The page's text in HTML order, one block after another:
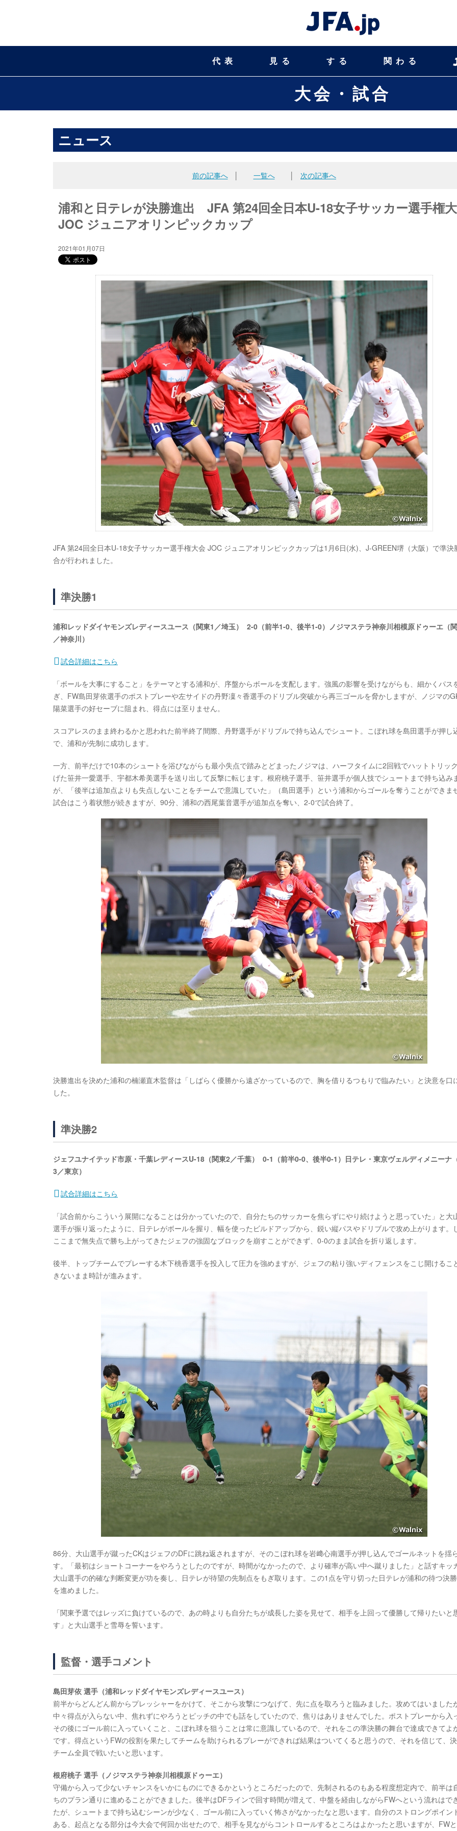
代表 見る する 関わる
大会・試合
ニュース
前の記事へ│ 一覧へ 次の記事へ
浦和と日テレが決勝進出 JFA 第24回全日本U-18女子サッカー選手権
JOC ジュニアオリンピックカップ
2021年01月07日
JFA 第24回全日本U-18女子サッカー選手権大会 JOC ジュニアオリンピックカップは1月6日(水)、J-GREEN堺（大阪）で準決
合が行われました。
準決勝1
浦和レッドダイヤモンズレディースユース（関東1／埼玉） 2-0（前半1-0、後半1-0）ノジマステラ神奈川相模原ドゥーエ（
／神奈川）
試合詳細はこちら
「ボールを大事にすること」をテーマとする浦和が、序盤からボールを支配します。強風の影響を受けながらも、細かくパス
ぎ、FW島田芽依選手のポストプレーや左サイドの丹野凜々香選手のドリブル突破から再三ゴールを脅かしますが、ノジマの
陽菜選手の好セーブに阻まれ、得点には至りません。
スコアレスのまま終わるかと思われた前半終了間際、丹野選手がドリブルで持ち込んでシュート。こぼれ球を島田選手が押し
で、浦和が先制に成功します。
一方、前半だけで10本のシュートを浴びながらも最小失点で踏みとどまったノジマは、ハーフタイムに2回戦でハットトリッ
げた笹井一愛選手、宇都木希美選手を送り出して反撃に転じます。根府桃子選手、笹井選手が個人技でシュートまで持ち込み
が、「後半は追加点よりも失点しないことをチームで意識していた」（島田選手）という浦和からゴールを奪うことができま
試合はこう着状態が続きますが、90分、浦和の西尾葉音選手が追加点を奪い、2-0で試合終了。
決勝進出を決めた浦和の楠瀬直木監督は「しばらく優勝から遠ざかっているので、胸を借りるつもりで臨みたい」と決意を口
した。
準決勝2
ジェフユナイテッド市原・千葉レディースU-18（関東2／千葉） 0-1（前半0-0、後半0-1）日テレ・東京ヴェルディメニーナ
3／東京）
試合詳細はこちら
「試合前からこういう展開になることは分かっていたので、自分たちのサッカーを焦らずにやり続けようと思っていた」と大
選手が振り返ったように、日テレがボールを握り、幅を使ったビルドアップから、鋭い縦パスやドリブルで攻め上がります。
ここまで無失点で勝ち上がってきたジェフの強固なブロックを崩すことができず、0-0のまま試合を折り返します。
後半、トップチームでプレーする木下桃香選手を投入して圧力を強めますが、ジェフの粘り強いディフェンスをこじ開けるこ
きないまま時計が進みます。
86分、大山選手が蹴ったCKはジェフのDFに跳ね返されますが、そのこぼれ球を岩﨑心南選手が押し込んでゴールネットを揺
す。「最初はショートコーナーをやろうとしたのですが、時間がなかったので、より確率が高い中へ蹴りました」と話すキッ
大山選手の的確な判断変更が功を奏し、日テレが待望の先制点をもぎ取ります。この1点を守り切った日テレが浦和の待つ決
を進めました。
「関東予選ではレッズに負けているので、あの時よりも自分たちが成長した姿を見せて、相手を上回って優勝して帰りたいと
す」と大山選手と雪辱を誓います。
監督・選手コメント
島田芽依 選手（浦和レッドダイヤモンズレディースユース）
前半からどんどん前からプレッシャーをかけて、そこから攻撃につなげて、先に点を取ろうと臨みました。攻めてはいました
中々得点が入らない中、焦れずにやろうとピッチの中でも話をしていたので、焦りはありませんでした。ポストプレーから入
その後にゴール前に入っていくこと、こぼれ球を狙うことは常に意識しているので、それをこの準決勝の舞台で達成できてよ
です。得点というFWの役割を果たしてチームを助けられるプレーができれば結果はついてくると思うので、それを信じて、
チーム全員で戦いたいと思います。
根府桃子 選手（ノジマステラ神奈川相模原ドゥーエ）
守備から入って少ないチャンスをいかにものにできるかというところだったので、先制されるのもある程度想定内で、前半は
ちのプラン通りに進めることができました。後半はDFラインで回す時間が増えて、中盤を経由しながらFWへという流れはで
たが、シュートまで持ち込むシーンが少なく、ゴール前に入っていく怖さがなかったなと思います。自分のストロングポイン
ある、起点となる部分は今大会で何回か出せたので、相手を見ながらコントロールするところはよかったと思いますが、FW